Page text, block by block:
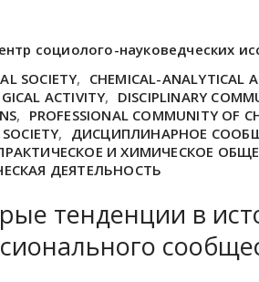
социолого-науковедческих
SOCIETY, CHEMICAL-ANALYTICAL
ACTIVITY, DISCIPLINARY
, PROFESSIONAL COMMUNITY OF
, ДИСЦИПЛИНАРНОЕ
И ХИМИЧЕСКОЕ
ДЕЯТЕЛЬНОСТЬ
тенденции в